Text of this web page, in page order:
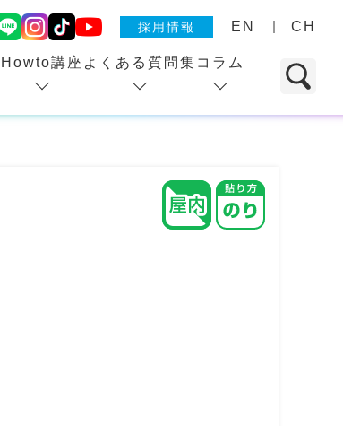
採用情報 EN CH
Howto講座 よくある質問集 コラム